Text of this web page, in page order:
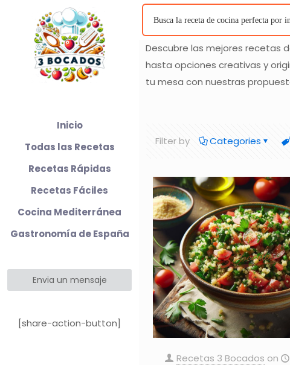
Descubre las mejores recetas
hasta opciones creativas y
tu mesa con nuestras
Filter by Categories
Recetas 3 Bocados on
Inicio
Todas las Recetas
Recetas Rápidas
Recetas Fáciles
Cocina Mediterránea
Gastronomía de España
Envia un mensaje
[share-action-button]